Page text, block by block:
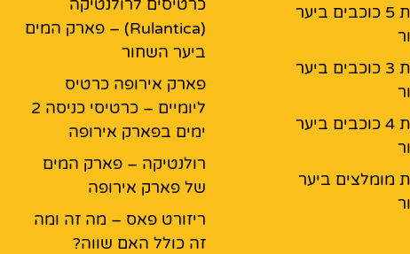
מלונות 5 כוכבים ביער
מלונות 3 כוכבים ביער
מלונות 4 כוכבים ביער
מומלצים ביער
כרטיסים לרולנטיקה
(Rulantica) – פארק המים
ביער השחור
פארק אירופה כרטיס
ליומיים – כרטיסי כניסה 2
ימים בפארק אירופה
רולנטיקה – פארק המים
של פארק אירופה
ריזורט פאס – מה זה ומה
זה כולל האם שווה?